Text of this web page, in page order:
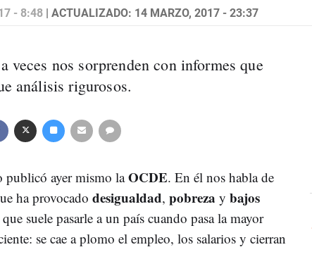
- 8:48| ACTUALIZADO: 14 MARZO, 2017 - 23:37
nos sorprenden con informes que
análisis rigurosos.
publicó ayer mismo laOCDE. En él nos habla de
ha provocado desigualdad, pobreza y bajos
suele pasarle a un país cuando pasa la mayor
se cae a plomo el empleo, los salarios y cierran